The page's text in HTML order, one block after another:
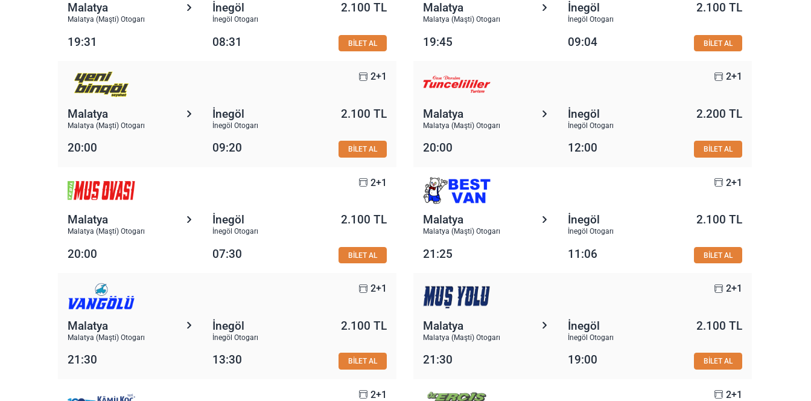
Malatya
Malatya (Maşti) Otogarı
İnegöl
İnegöl Otogarı
2.100 TL
19:31 08:31 BİLET AL
Malatya
Malatya (Maşti) Otogarı
İnegöl
İnegöl Otogarı
2.100 TL
19:45 09:04 BİLET AL
2+1
Malatya
Malatya (Maşti) Otogarı
İnegöl
İnegöl Otogarı
2.100 TL
20:00 09:20 BİLET AL
2+1
Malatya
Malatya (Maşti) Otogarı
İnegöl
İnegöl Otogarı
2.200 TL
20:00 12:00 BİLET AL
2+1
Malatya
Malatya (Maşti) Otogarı
İnegöl
İnegöl Otogarı
2.100 TL
20:00 07:30 BİLET AL
2+1
Malatya
Malatya (Maşti) Otogarı
İnegöl
İnegöl Otogarı
2.100 TL
21:25 11:06 BİLET AL
2+1
Malatya
Malatya (Maşti) Otogarı
İnegöl
İnegöl Otogarı
2.100 TL
21:30 13:30 BİLET AL
2+1
Malatya
Malatya (Maşti) Otogarı
İnegöl
İnegöl Otogarı
2.100 TL
21:30 19:00 BİLET AL
2+1 2+1